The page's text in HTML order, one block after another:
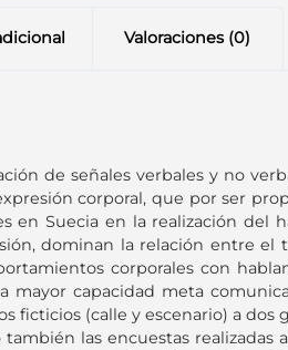
Valoraciones (0)
de señales verbales y no
corporal, que por ser
en Suecia en la realización del
dominan la relación entre
corporales con
mayor capacidad meta
ficticios (calle y escenario) a
las encuestas